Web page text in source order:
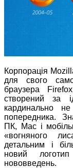
Корпорація
для свого
браузера
створений за
кардинально не
попередника.
ПК, Mac і
«вогняного
детальним і
новий
нововведень.